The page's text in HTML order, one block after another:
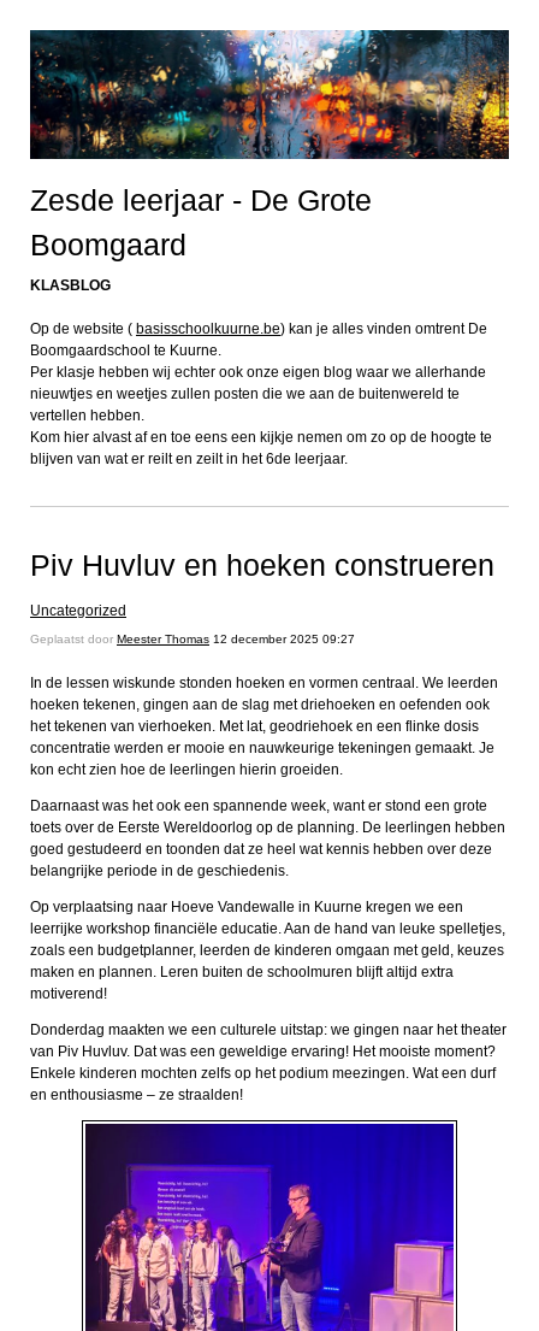
Zesde leerjaar - De Grote
Boomgaard
KLASBLOG
Op de website ( basisschoolkuurne.be) kan je alles vinden omtrent De
Boomgaardschool te Kuurne.
Per klasje hebben wij echter ook onze eigen blog waar we allerhande
nieuwtjes en weetjes zullen posten die we aan de buitenwereld te
vertellen hebben.
Kom hier alvast af en toe eens een kijkje nemen om zo op de hoogte te
blijven van wat er reilt en zeilt in het 6de leerjaar.
Piv Huvluv en hoeken construeren
Uncategorized
Geplaatst door Meester Thomas 12 december 2025 09:27
In de lessen wiskunde stonden hoeken en vormen centraal. We leerden
hoeken tekenen, gingen aan de slag met driehoeken en oefenden ook
het tekenen van vierhoeken. Met lat, geodriehoek en een flinke dosis
concentratie werden er mooie en nauwkeurige tekeningen gemaakt. Je
kon echt zien hoe de leerlingen hierin groeiden.
Daarnaast was het ook een spannende week, want er stond een grote
toets over de Eerste Wereldoorlog op de planning. De leerlingen hebben
goed gestudeerd en toonden dat ze heel wat kennis hebben over deze
belangrijke periode in de geschiedenis.
Op verplaatsing naar Hoeve Vandewalle in Kuurne kregen we een
leerrijke workshop financiële educatie. Aan de hand van leuke spelletjes,
zoals een budgetplanner, leerden de kinderen omgaan met geld, keuzes
maken en plannen. Leren buiten de schoolmuren blijft altijd extra
motiverend!
Donderdag maakten we een culturele uitstap: we gingen naar het theater
van Piv Huvluv. Dat was een geweldige ervaring! Het mooiste moment?
Enkele kinderen mochten zelfs op het podium meezingen. Wat een durf
en enthousiasme – ze straalden!